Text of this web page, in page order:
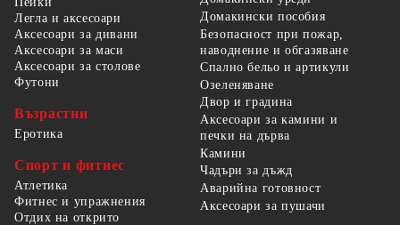
Легла и аксесоари
Аксесоари за дивани
Аксесоари за маси
Аксесоари за столове
Футони
Възрастни
Еротика
Спорт и фитнес
Атлетика
Фитнес и упражнения
Отдих на открито
Домакински пособия
Безопасност при пожар,
наводнение и обгазяване
Спално бельо и артикули
Озеленяване
Двор и градина
Аксесоари за камини и
печки на дърва
Камини
Чадъри за дъжд
Аварийна готовност
Аксесоари за пушачи